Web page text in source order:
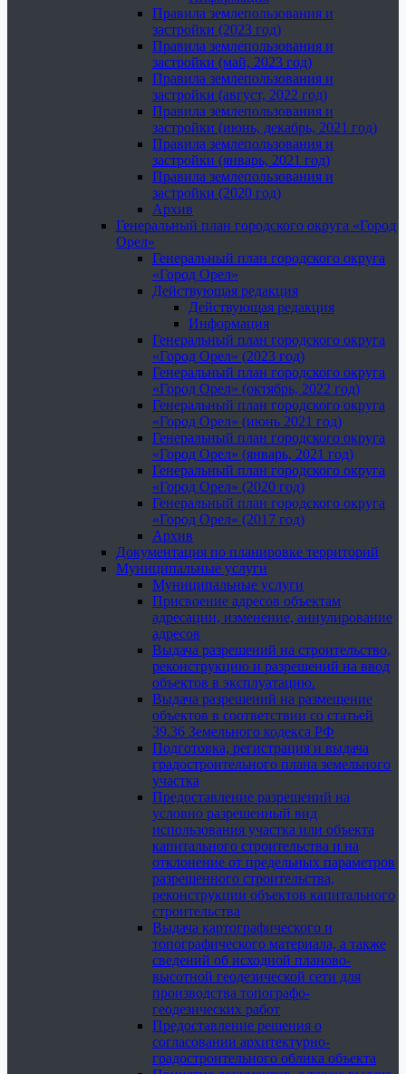
Правила землепользования и
застройки (2023 год)
Правила землепользования и
застройки (май, 2023 год)
Правила землепользования и
застройки (август, 2022 год)
Правила землепользования и
застройки (июнь, декабрь, 2021 год)
Правила землепользования и
застройки (январь, 2021 год)
Правила землепользования и
застройки (2020 год)
Архив
Генеральный план городского округа «Город
Орел»
Генеральный план городского округа
«Город Орел»
Действующая редакция
Действующая редакция
Информация
Генеральный план городского округа
«Город Орел» (2023 год)
Генеральный план городского округа
«Город Орел» (октябрь, 2022 год)
Генеральный план городского округа
«Город Орел» (июнь 2021 год)
Генеральный план городского округа
«Город Орел» (январь, 2021 год)
Генеральный план городского округа
«Город Орел» (2020 год)
Генеральный план городского округа
«Город Орел» (2017 год)
Архив
Документация по планировке территорий
Муниципальные услуги
Муниципальные услуги
Присвоение адресов объектам
адресации, изменение, аннулирование
адресов
Выдача разрешений на строительство,
реконструкцию и разрешений на ввод
объектов в эксплуатацию.
Выдача разрешений на размещение
объектов в соответствии со статьей
39.36 Земельного кодекса РФ
Подготовка, регистрация и выдача
градостроительного плана земельного
участка
Предоставление разрешений на
условно разрешенный вид
использования участка или объекта
капитального строительства и на
отклонение от предельных параметров
разрешенного строительства,
реконструкции объектов капитального
строительства
Выдача картографического и
топографического материала, а также
сведений об исходной планово-
высотной геодезической сети для
производства топографо-
геодезических работ
Предоставление решения о
согласовании архитектурно-
градостроительного облика объекта